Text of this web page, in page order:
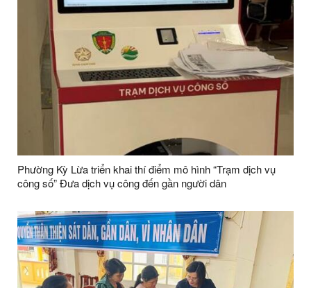
Phường Kỳ Lừa triển khai thí điểm mô hình “Trạm dịch vụ
công số” Đưa dịch vụ công đến gần người dân